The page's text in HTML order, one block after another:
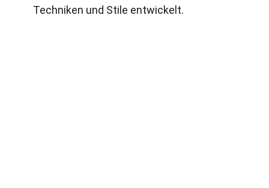
Techniken und Stile entwickelt.